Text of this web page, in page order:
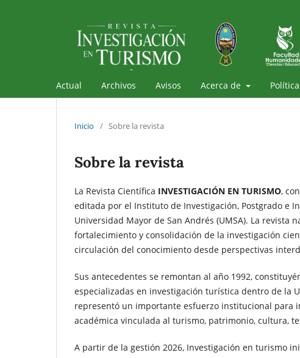
Actual Archivos Avisos Acerca de
Inicio / Sobre la revista
Sobre la revista
La Revista Científica INVESTIGACIÓN EN TURISMO, con
editada por el Instituto de Investigación, Postgrado e
Universidad Mayor de San Andrés (UMSA). La revista
fortalecimiento y consolidación de la investigación
circulación del conocimiento desde perspectivas
Sus antecedentes se remontan al año 1992,
especializadas en investigación turística dentro de la
representó un importante esfuerzo institucional para
académica vinculada al turismo, patrimonio, cultura,
A partir de la gestión 2026, Investigación en turismo